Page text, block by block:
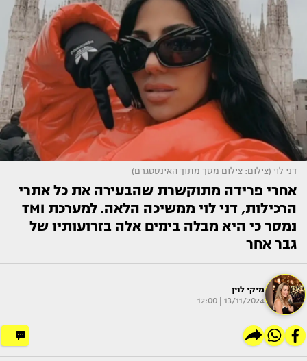
דני לוי (צילום: צילום מסך מתוך האינסטגרם)
אחרי פרידה מתוקשרת שהבעירה את כל אתרי
הרכילות, דני לוי ממשיכה הלאה. למערכת TMI
נמסר כי היא מבלה בימים אלה בזרועותיו של
גבר אחר
מיקי לוין
13/11/2024 | 12:00